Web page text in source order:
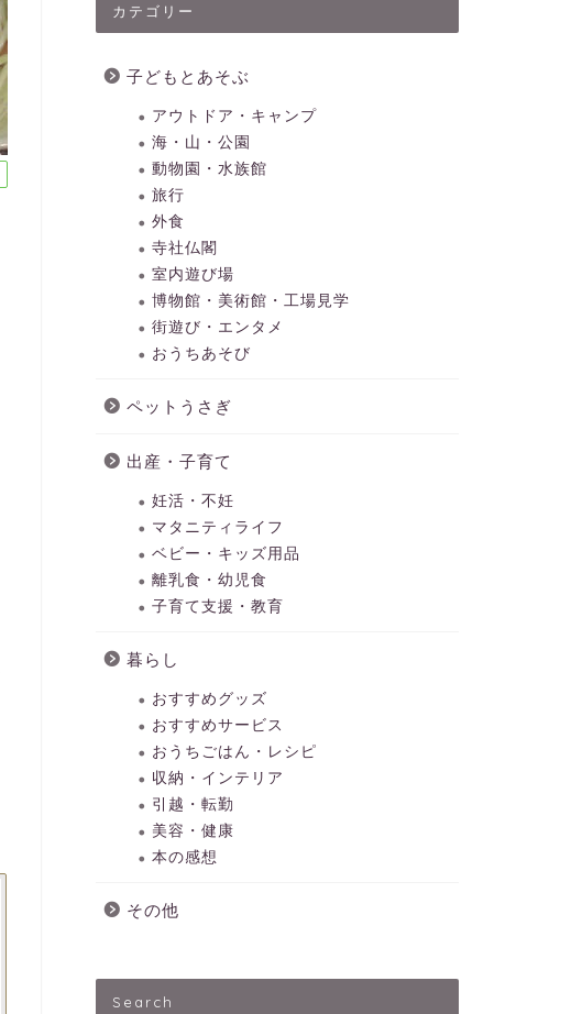
カテゴリー
子どもとあそぶ
アウトドア・キャンプ
海・山・公園
動物園・水族館
旅行
外食
寺社仏閣
室内遊び場
博物館・美術館・工場見学
街遊び・エンタメ
おうちあそび
ペットうさぎ
出産・子育て
妊活・不妊
マタニティライフ
ベビー・キッズ用品
離乳食・幼児食
子育て支援・教育
暮らし
おすすめグッズ
おすすめサービス
おうちごはん・レシピ
収納・インテリア
引越・転勤
美容・健康
本の感想
その他
Search